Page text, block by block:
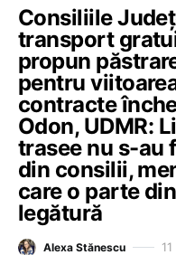
Consiliile
transport
propun
pentru
contracte
Odon, UDMR:
trasee nu s-au
din consilii,
care o parte
legătură
Alexa Stănescu